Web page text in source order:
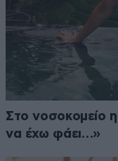
Στο νοσοκομείο
να έχω φάει…»